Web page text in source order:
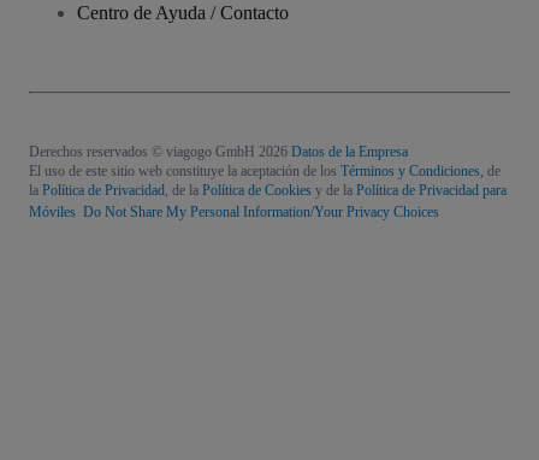
Centro de Ayuda / Contacto
Derechos reservados © viagogo GmbH 2026 Datos de la Empresa
El uso de este sitio web constituye la aceptación de los Términos y Condiciones , de
la Política de Privacidad , de la Política de Cookies y de la Política de Privacidad para
Móviles Do Not Share My Personal Information/Your Privacy Choices